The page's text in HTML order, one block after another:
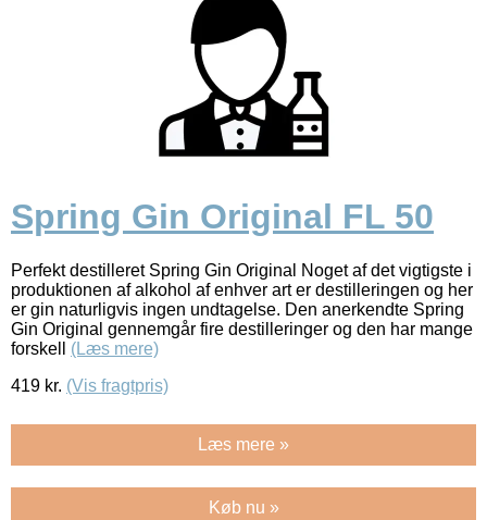
Spring Gin Original FL 50
Perfekt destilleret Spring Gin Original Noget af det vigtigste i
produktionen af alkohol af enhver art er destilleringen og her
er gin naturligvis ingen undtagelse. Den anerkendte Spring
Gin Original gennemgår fire destilleringer og den har mange
forskell (Læs mere)
419 kr. (Vis fragtpris)
Læs mere »
Køb nu »